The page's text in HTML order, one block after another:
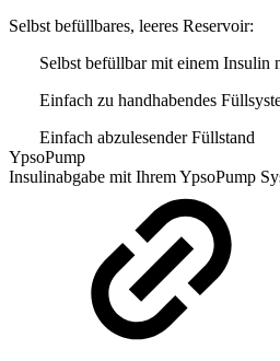
Selbst befüllbares, leeres Reservoir:
Selbst befüllbar mit einem Insulin
Einfach zu handhabendes
Einfach abzulesender Füllstand
YpsoPump
Insulinabgabe mit Ihrem YpsoPump